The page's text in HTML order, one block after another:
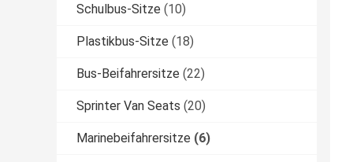
Schulbus-Sitze (10)
Plastikbus-Sitze (18)
Bus-Beifahrersitze (22)
Sprinter Van Seats (20)
Marinebeifahrersitze (6)